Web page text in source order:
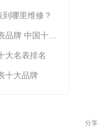
哪里维修？
大名表排名
十大品牌
分享